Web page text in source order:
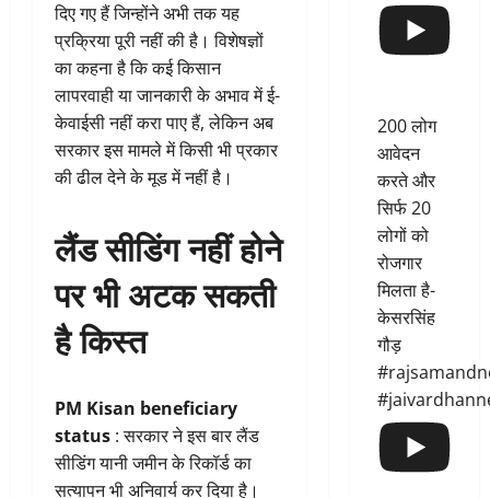
दिए गए हैं जिन्होंने अभी तक यह
प्रक्रिया पूरी नहीं की है। विशेषज्ञों
का कहना है कि कई किसान
लापरवाही या जानकारी के अभाव में ई-
केवाईसी नहीं करा पाए हैं, लेकिन अब
सरकार इस मामले में किसी भी प्रकार
की ढील देने के मूड में नहीं है।
लैंड सीडिंग नहीं होने
पर भी अटक सकती
है किस्त
PM Kisan beneficiary
status : सरकार ने इस बार लैंड
सीडिंग यानी जमीन के रिकॉर्ड का
सत्यापन भी अनिवार्य कर दिया है।
200 लोग
आवेदन
करते और
सिर्फ 20
लोगों को
रोजगार
मिलता है-
केसरसिंह
गौड़